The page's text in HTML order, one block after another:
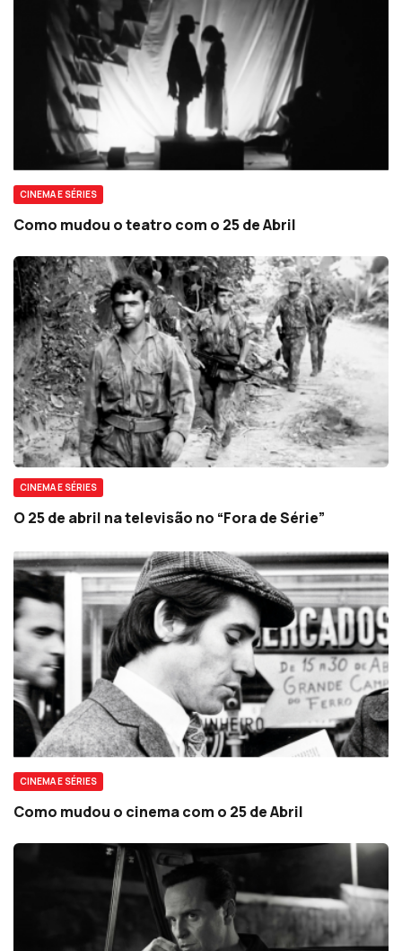
CINEMA E SÉRIES
Como mudou o teatro com o 25 de Abril
CINEMA E SÉRIES
O 25 de abril na televisão no “Fora de Série”
CINEMA E SÉRIES
Como mudou o cinema com o 25 de Abril